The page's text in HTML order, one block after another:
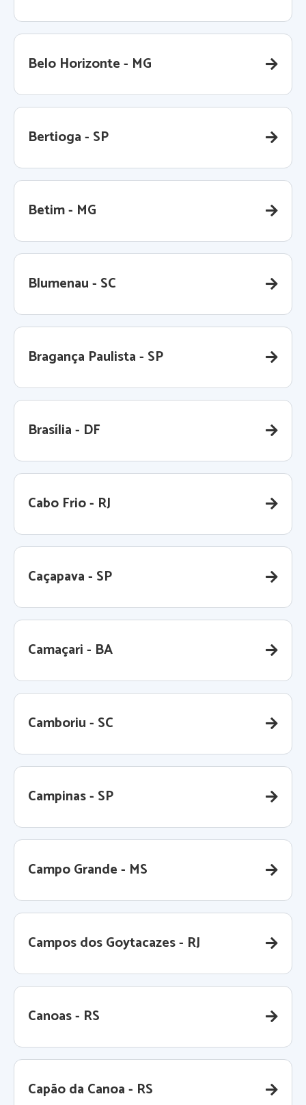
Belo Horizonte - MG
Bertioga - SP
Betim - MG
Blumenau - SC
Bragança Paulista - SP
Brasília - DF
Cabo Frio - RJ
Caçapava - SP
Camaçari - BA
Camboriu - SC
Campinas - SP
Campo Grande - MS
Campos dos Goytacazes - RJ
Canoas - RS
Capão da Canoa - RS